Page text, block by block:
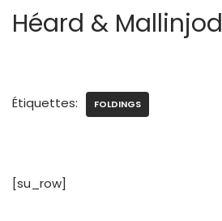
Héard & Mallinjod
Étiquettes: FOLDINGS
[su_row]